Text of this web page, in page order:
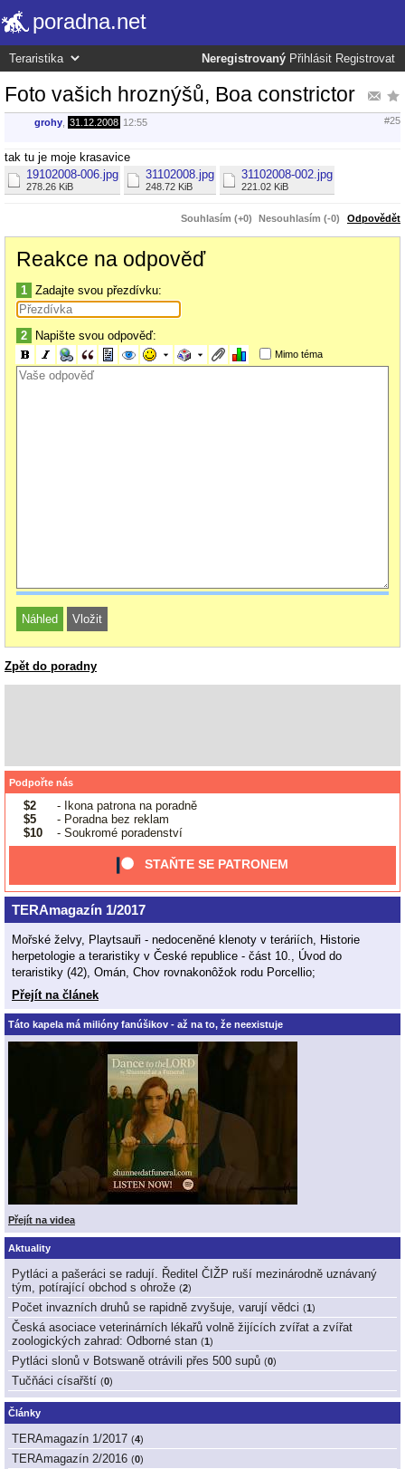
poradna.net
Neregistrovaný Přihlásit Registrovat
Foto vašich hroznýšů, Boa constrictor
grohy 31.12.2008 12:55 #25
tak tu je moje krasavice
19102008-006.jpg
278.26 KiB
31102008.jpg
248.72 KiB
31102008-002.jpg
221.02 KiB
Souhlasím (+0) Nesouhlasím (-0) Odpovědět
Reakce na odpověď
1 Zadajte svou přezdívku:
2 Napište svou odpověď:
Mimo téma
Zpět do poradny
Podpořte nás
$2
- Ikona patrona na poradně
$5
- Poradna bez reklam
$10
- Soukromé poradenství
STAŇTE SE PATRONEM
TERAmagazín 1/2017
Mořské želvy, Playtsauři - nedoceněné klenoty v teráriích, Historie
herpetologie a teraristiky v České republice - část 10., Úvod do
teraristiky (42), Omán, Chov rovnakonôžok rodu Porcellio;
Přejít na článek
Táto kapela má milióny fanúšikov - až na to, že neexistuje
Přejít na videa
Aktuality
Pytláci a pašeráci se radují. Ředitel ČIŽP ruší mezinárodně uznávaný
tým, potírající obchod s ohrože (2)
Počet invazních druhů se rapidně zvyšuje, varují vědci (1 )
Česká asociace veterinárních lékařů volně žijících zvířat a zvířat
zoologických zahrad: Odborné stan (1 )
Pytláci slonů v Botswaně otrávili přes 500 supů (0)
Tučňáci císařští (0)
Články
TERAmagazín 1/2017 (4)
TERAmagazín 2/2016 (0)